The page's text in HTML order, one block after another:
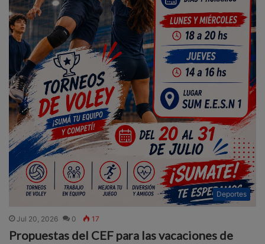
Deportes
Jul 20, 2026 0 17
Propuestas del CEF para las vacaciones de